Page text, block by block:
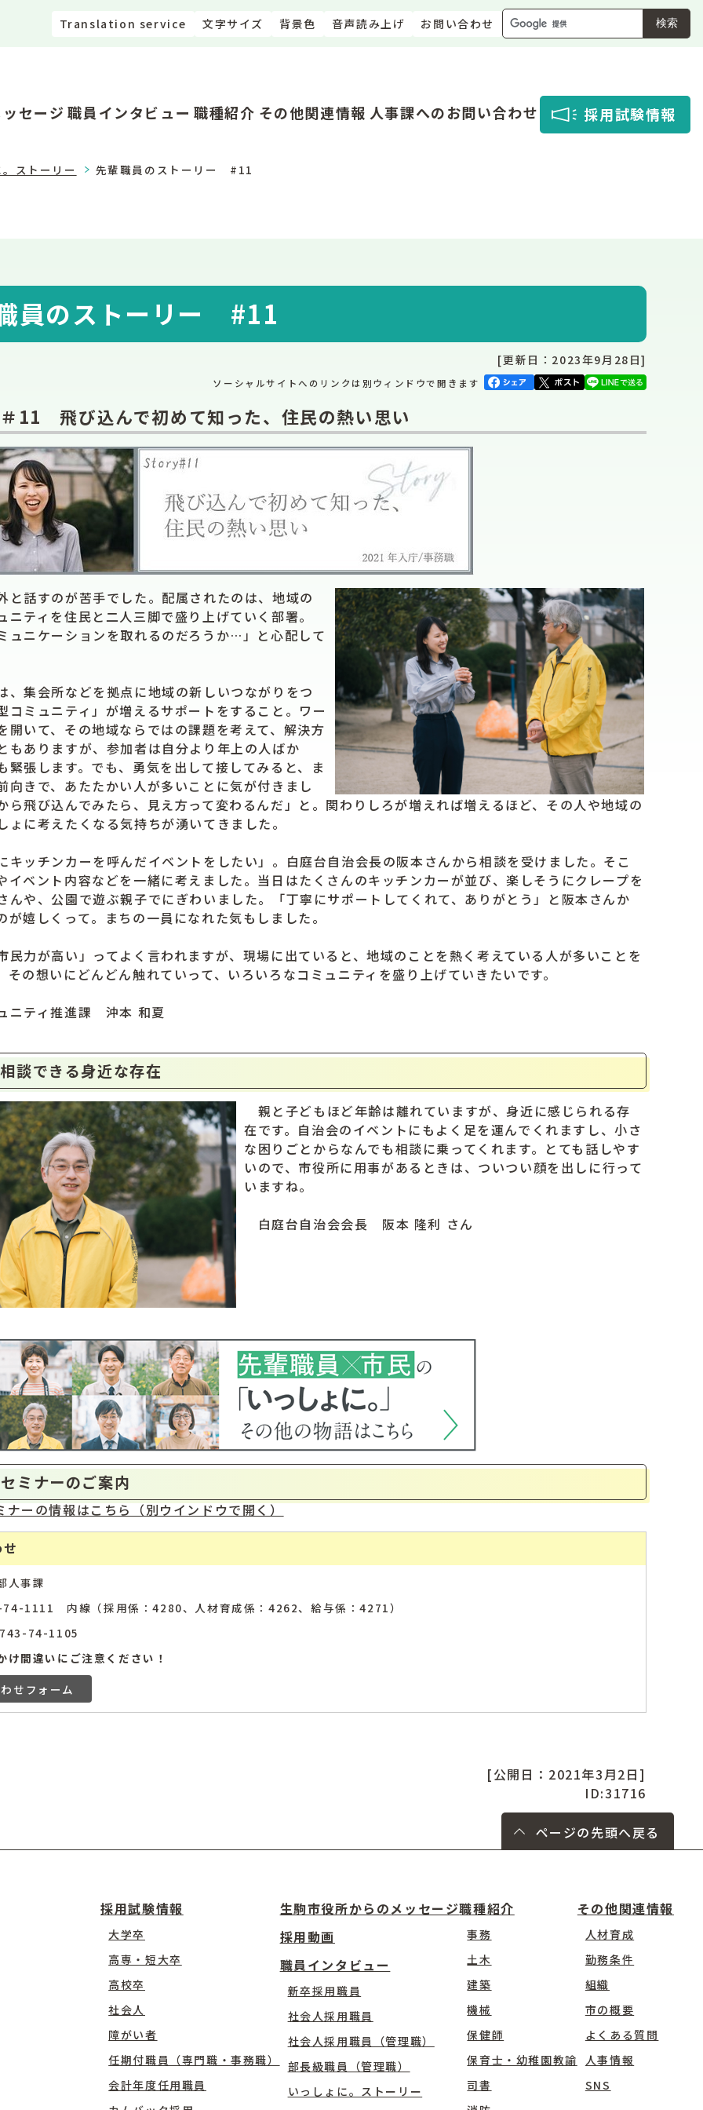
Translation service 文字サイズ 背景色 音声読み上げ お問い合わせ 検索
セージ 職員インタビュー 職種紹介 その他関連情報 人事課へのお問い合わせ 採用試験情報
ストーリー 先輩職員のストーリー #11
員のストーリー #11
[更新日：2023年9月28日]
ソーシャルサイトへのリンクは別ウィンドウで開きます
11 飛び込んで初めて知った、住民の熱い思い
話すのが苦手でした。配属されたのは、地域の
ニティを住民と二人三脚で盛り上げていく部署。
ュニケーションを取れるのだろうか…」と心配して
集会所などを拠点に地域の新しいつながりをつ
コミュニティ」が増えるサポートをすること。ワー
開いて、その地域ならではの課題を考えて、解決方
もありますが、参加者は自分より年上の人ばか
緊張します。でも、勇気を出して接してみると、ま
向きで、あたたかい人が多いことに気が付きまし
ら飛び込んでみたら、見え方って変わるんだ」と。関わりしろが増えれば増えるほど、その人や地域の
ょに考えたくなる気持ちが湧いてきました。
ッチンカーを呼んだイベントをしたい」。白庭台自治会長の阪本さんから相談を受けました。そこ
イベント内容などを一緒に考えました。当日はたくさんのキッチンカーが並び、楽しそうにクレープを
んや、公園で遊ぶ親子でにぎわいました。「丁寧にサポートしてくれて、ありがとう」と阪本さんか
が嬉しくって。まちの一員になれた気もしました。
力が高い」ってよく言われますが、現場に出ていると、地域のことを熱く考えている人が多いことを
その想いにどんどん触れていって、いろいろなコミュニティを盛り上げていきたいです。
ティ推進課 沖本 和夏
談できる身近な存在
親と子どもほど年齢は離れていますが、身近に感じられる存
在です。自治会のイベントにもよく足を運んでくれますし、小さ
な困りごとからなんでも相談に乗ってくれます。とても話しやす
いので、市役所に用事があるときは、ついつい顔を出しに行って
いますね。
白庭台自治会会長 阪本 隆利 さん
ミナーのご案内
ナーの情報はこちら（別ウインドウで開く）
人事課
1111 内線（採用係：4280、人材育成係：4262、給与係：4271）
74-1105
け間違いにご注意ください！
せフォーム
[公開日：2021年3月2日]
ID:31716
ページの先頭へ戻る
採用試験情報
大学卒
高専・短大卒
高校卒
社会人
障がい者
任期付職員（専門職・事務職）
会計年度任用職員
生駒市役所からのメッセージ
採用動画
職員インタビュー
新卒採用職員
社会人採用職員
社会人採用職員（管理職）
部長級職員（管理職）
いっしょに。ストーリー
職種紹介
事務
土木
建築
機械
保健師
保育士・幼稚園教諭
司書
その他関連情報
人材育成
勤務条件
組織
市の概要
よくある質問
人事情報
SNS